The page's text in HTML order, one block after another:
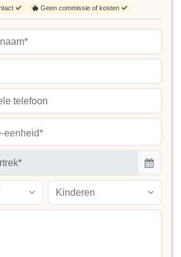
Geen commissie of kosten
eenheid*
Kinderen